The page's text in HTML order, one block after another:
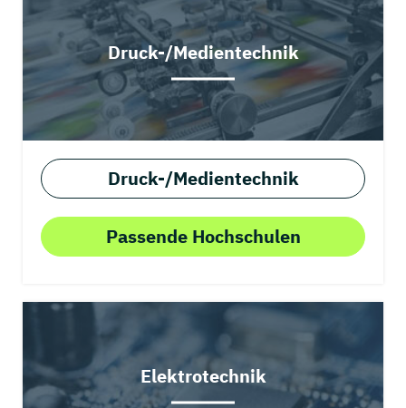
Druck-/Medientechnik
Druck-/Medientechnik
Passende Hochschulen
Elektrotechnik